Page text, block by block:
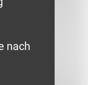
nach